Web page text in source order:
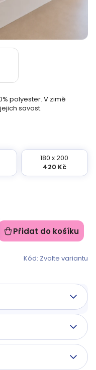
180 x 200
420 Kč
polyester. V zimě
savost.
Kód: Zvolte variantu
Přidat do košíku